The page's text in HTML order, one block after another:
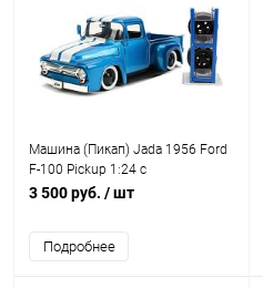
Машина (Пикап) Jada 1956 Ford
F-100 Pickup 1:24 с
дополнительным комплектом
3 500 руб. / шт
Подробнее